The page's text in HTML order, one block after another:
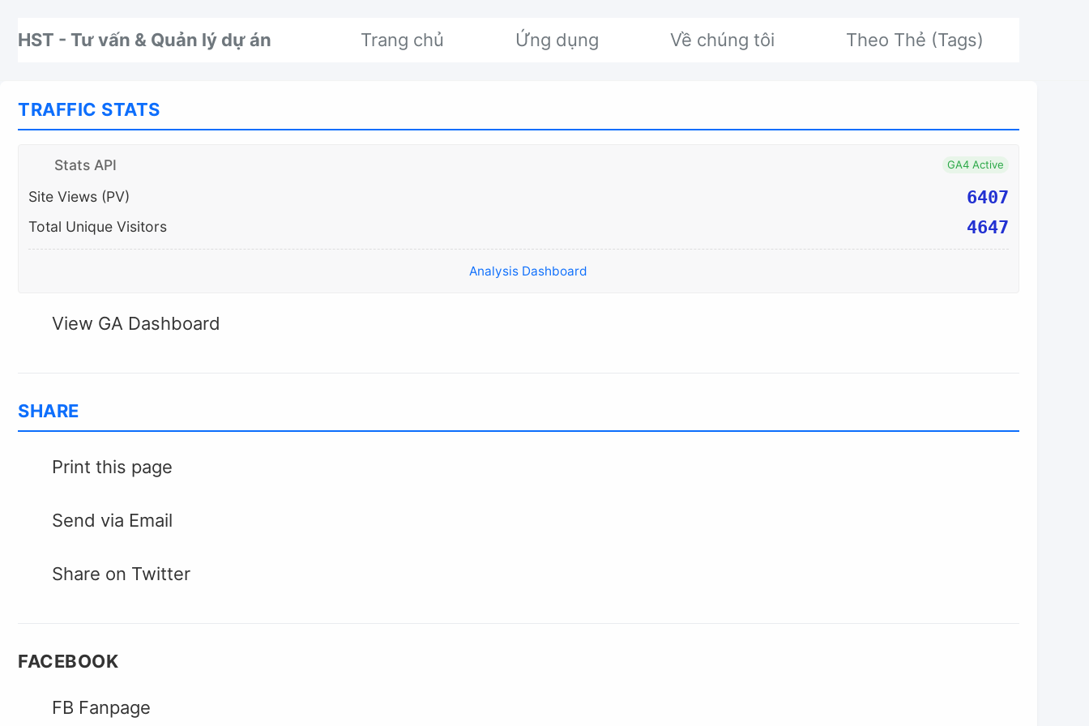
HST - Tư vấn & Quản lý dự án
Trang chủ Ứng dụng Về chúng tôi Theo Thẻ (Tags)
TRAFFIC STATS
Stats API GA4 Active
Site Views (PV) 6407
Total Unique Visitors 4647
Analysis Dashboard
View GA Dashboard
SHARE
Print this page
Send via Email
Share on Twitter
FACEBOOK
FB Fanpage